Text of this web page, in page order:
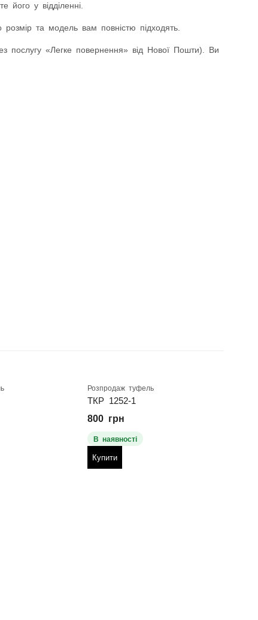
його у відділенні.
та модель вам повністю підходять.
«Легке повернення» від Нової Пошти). Ви
Розпродаж туфель
ТКР 1252-1
800 грн
В наявності
Купити